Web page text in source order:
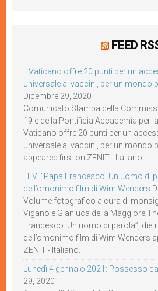
FEED
Il Vaticano offre 20 punti per un
universale ai vaccini, per un mondo
Dicembre 29, 2020
Comunicato Stampa della
19 e della Pontificia Accademia per la
Vaticano offre 20 punti per un
universale ai vaccini, per un mondo
appeared first on ZENIT - Italiano.
LEV: “Papa Francesco. Un uomo di
dell’omonimo film di Wim Wenders
Volume fotografico a cura di
Viganò e Gianluca della Maggiore
Francesco. Un uomo di parola”,
dell’omonimo film di Wim Wenders
ZENIT - Italiano.
Lunedì 4 gennaio 2021: Possesso
29, 2020